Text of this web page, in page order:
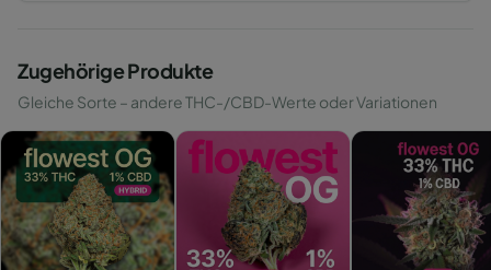
Zugehörige Produkte
Gleiche Sorte – andere THC-/CBD-Werte oder Variationen